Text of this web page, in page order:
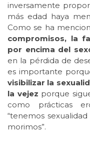
inversamente
más edad haya
Como se ha
compromisos, la
por encima del
en la pérdida de
es importante
visibilizar la
la vejez porque
como prácticas
“tenemos
morimos”.